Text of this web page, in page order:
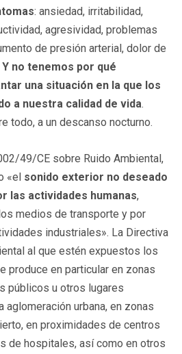
: ansiedad, irritabilidad,
agresividad, problemas
de presión arterial, dolor de
Y no tenemos por qué
una situación en la que los
a nuestra calidad de vida.
todo, a un descanso nocturno.
49/CE sobre Ruido Ambiental,
«el sonido exterior no deseado
las actividades humanas,
medios de transporte y por
industriales». La Directiva
al que estén expuestos los
produce en particular en zonas
públicos u otros lugares
aglomeración urbana, en zonas
en proximidades de centros
de hospitales, así como en otros